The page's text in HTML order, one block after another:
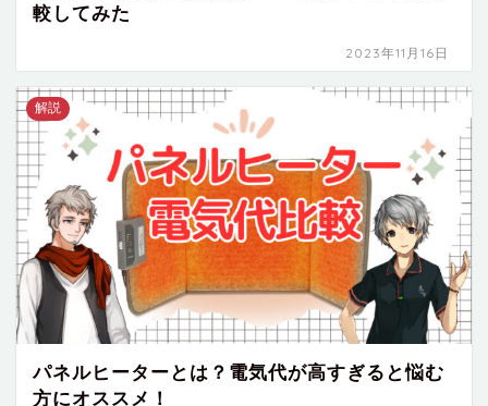
較してみた
2023年11月16日
解説
パネルヒーターとは？電気代が高すぎると悩む
方にオススメ！